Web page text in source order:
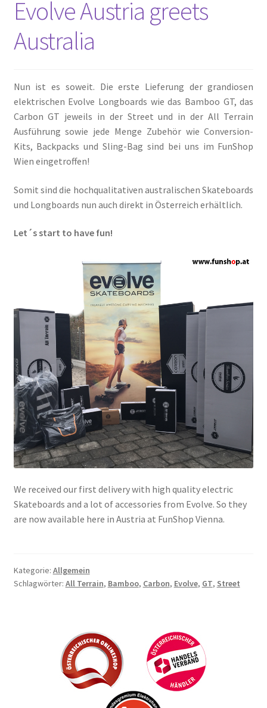
Evolve Austria greets
Australia
Nun ist es soweit. Die erste Lieferung der grandiosen
elektrischen Evolve Longboards wie das Bamboo GT, das
Carbon GT jeweils in der Street und in der All Terrain
Ausführung sowie jede Menge Zubehör wie Conversion-
Kits, Backpacks und Sling-Bag sind bei uns im FunShop
Wien eingetroffen!
Somit sind die hochqualitativen australischen Skateboards
und Longboards nun auch direkt in Österreich erhältlich.
Let´s start to have fun!
We received our first delivery with high quality electric
Skateboards and a lot of accessories from Evolve. So they
are now available here in Austria at FunShop Vienna.
Kategorie: Allgemein
Schlagwörter: All Terrain, Bamboo, Carbon, Evolve, GT, Street